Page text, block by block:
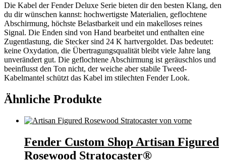
Die Kabel der Fender Deluxe Serie bieten dir den besten Klang, den
du dir wünschen kannst: hochwertigste Materialien, geflochtene
Abschirmung, höchste Belastbarkeit und ein makelloses reines
Signal. Die Enden sind von Hand bearbeitet und enthalten eine
Zugentlastung, die Stecker sind 24 K hartvergoldet. Das bedeutet:
keine Oxydation, die Übertragungsqualität bleibt viele Jahre lang
unverändert gut. Die geflochtene Abschirmung ist geräuschlos und
beeinflusst den Ton nicht, der weiche aber stabile Tweed-
Kabelmantel schützt das Kabel im stilechten Fender Look.
Ähnliche Produkte
Fender Custom Shop Artisan Figured
Rosewood Stratocaster®